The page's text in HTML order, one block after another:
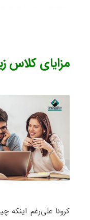
مزایای کلاس
کرونا علی‌رغم اینکه